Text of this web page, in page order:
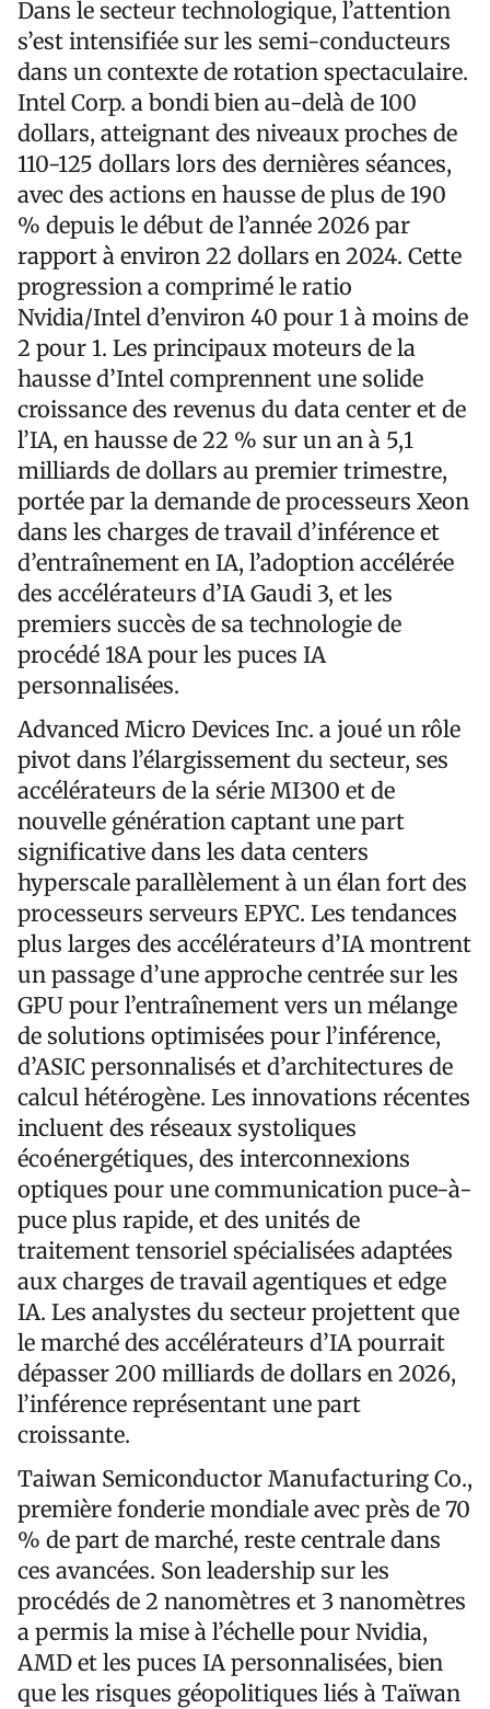
Dans le secteur technologique, l’attention
s’est intensifiée sur les semi-conducteurs
dans un contexte de rotation spectaculaire.
Intel Corp. a bondi bien au-delà de 100
dollars, atteignant des niveaux proches de
110-125 dollars lors des dernières séances,
avec des actions en hausse de plus de 190
% depuis le début de l’année 2026 par
rapport à environ 22 dollars en 2024. Cette
progression a comprimé le ratio
Nvidia/Intel d’environ 40 pour 1 à moins de
2 pour 1. Les principaux moteurs de la
hausse d’Intel comprennent une solide
croissance des revenus du data center et de
l’IA, en hausse de 22 % sur un an à 5,1
milliards de dollars au premier trimestre,
portée par la demande de processeurs Xeon
dans les charges de travail d’inférence et
d’entraînement en IA, l’adoption accélérée
des accélérateurs d’IA Gaudi 3, et les
premiers succès de sa technologie de
procédé 18A pour les puces IA
personnalisées.
Advanced Micro Devices Inc. a joué un rôle
pivot dans l’élargissement du secteur, ses
accélérateurs de la série MI300 et de
nouvelle génération captant une part
significative dans les data centers
hyperscale parallèlement à un élan fort des
processeurs serveurs EPYC. Les tendances
plus larges des accélérateurs d’IA montrent
un passage d’une approche centrée sur les
GPU pour l’entraînement vers un mélange
de solutions optimisées pour l’inférence,
d’ASIC personnalisés et d’architectures de
calcul hétérogène. Les innovations récentes
incluent des réseaux systoliques
écoénergétiques, des interconnexions
optiques pour une communication puce-à-
puce plus rapide, et des unités de
traitement tensoriel spécialisées adaptées
aux charges de travail agentiques et edge
IA. Les analystes du secteur projettent que
le marché des accélérateurs d’IA pourrait
dépasser 200 milliards de dollars en 2026,
l’inférence représentant une part
croissante.
Taiwan Semiconductor Manufacturing Co.,
première fonderie mondiale avec près de 70
% de part de marché, reste centrale dans
ces avancées. Son leadership sur les
procédés de 2 nanomètres et 3 nanomètres
a permis la mise à l’échelle pour Nvidia,
AMD et les puces IA personnalisées, bien
que les risques géopolitiques liés à Taïwan